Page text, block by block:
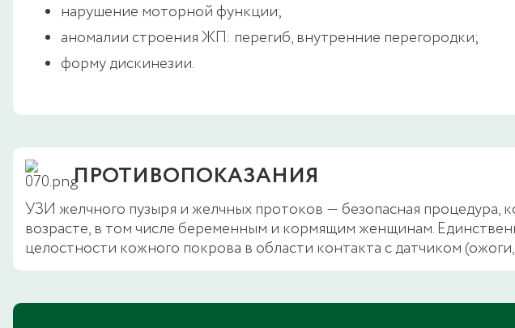
нарушение моторной функции;
аномалии строения ЖП: перегиб, внутренние перегородки;
форму дискинезии.
ПРОТИВОПОКАЗАНИЯ
УЗИ желчного пузыря и желчных протоков ― безопасная процедура,
возрасте, в том числе беременным и кормящим женщинам.
целостности кожного покрова в области контакта с датчиком